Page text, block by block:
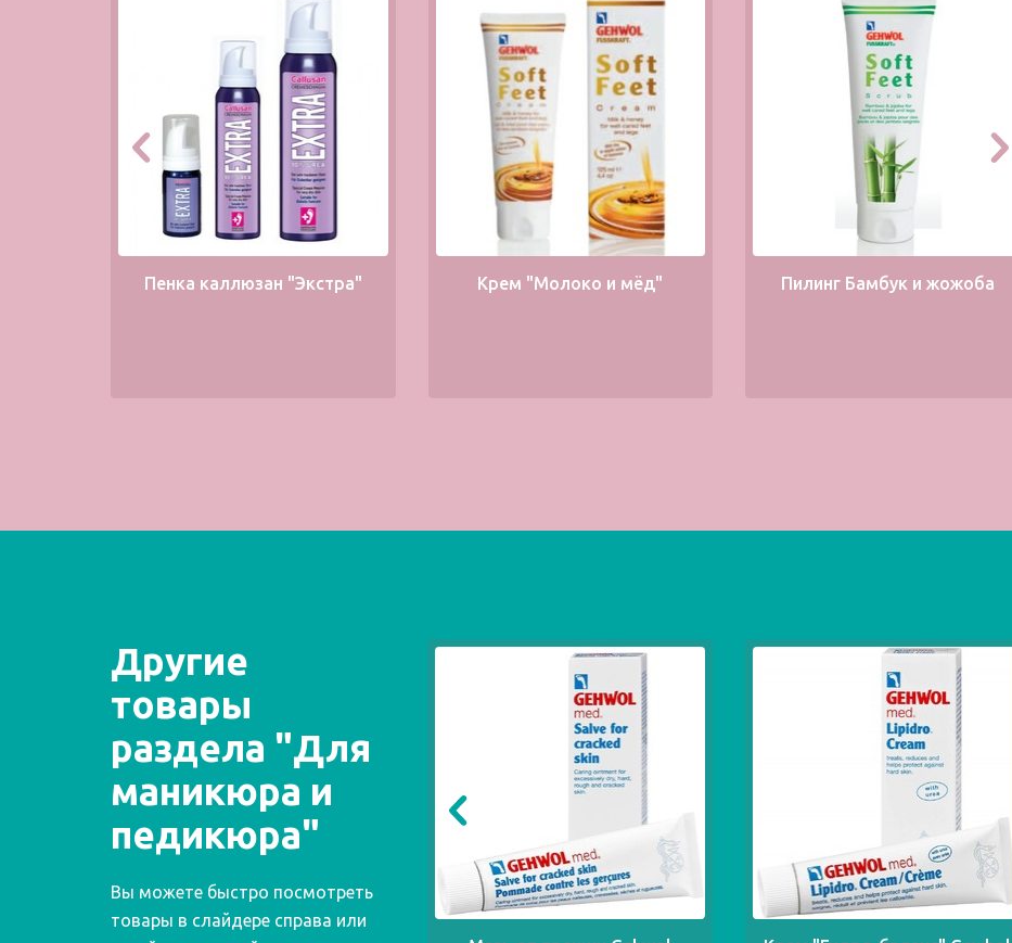
Пенка каллюзан "Экстра" Крем "Молоко и мёд" Пилинг Бамбук и жожоба
Другие
товары
раздела "Для
маникюра и
педикюра"
Вы можете быстро посмотреть
товары в слайдере справа или